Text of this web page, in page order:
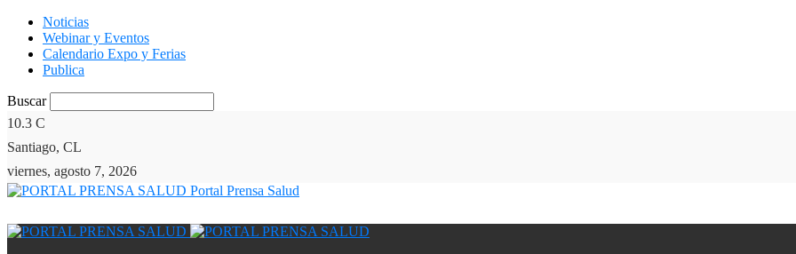
Noticias
Webinar y Eventos
Calendario Expo y Ferias
Publica
Buscar
10.3 C
Santiago, CL
viernes, agosto 7, 2026
Portal Prensa Salud